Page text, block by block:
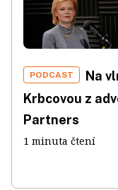
PODCAST
Na
Krbcovou z
Partners
1 minuta čtení